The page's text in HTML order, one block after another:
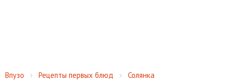
Впузо Рецепты первых блюд
Солянка